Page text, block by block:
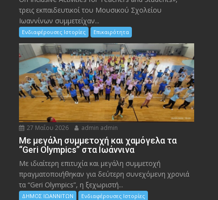
τρεις εκπαιδευτικοί του Μουσικού Σχολείου
Ιωαννίνων συμμετείχαν...
Ενδιαφέρουσες Ιστορίες Επικαιρότητα
27 Μαΐου 2026 admin admin
Με μεγάλη συμμετοχή και χαμόγελα τα
“Geri Olympics” στα Ιωάννινα
Με ιδιαίτερη επιτυχία και μεγάλη συμμετοχή
πραγματοποιήθηκαν για δεύτερη συνεχόμενη χρονιά
τα “Geri Olympics”, η ξεχωριστή...
ΔΗΜΟΣ ΙΩΑΝΝΙΤΩΝ Ενδιαφέρουσες Ιστορίες